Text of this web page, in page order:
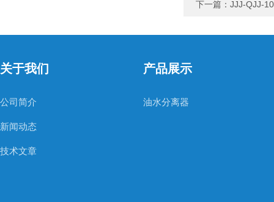
下一篇： JJJ-QJJ-
关于我们
公司简介
新闻动态
技术文章
产品展示
油水分离器